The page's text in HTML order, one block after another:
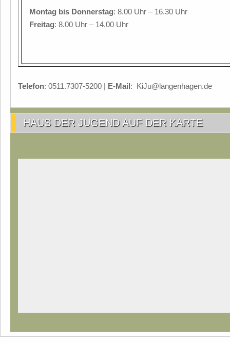
Montag bis Donnerstag: 8.00 Uhr – 16.30 Uhr
Freitag: 8.00 Uhr – 14.00 Uhr
Telefon: 0511.7307-5200 | E-Mail: KiJu@langenhagen.de
HAUS DER JUGEND AUF DER KARTE